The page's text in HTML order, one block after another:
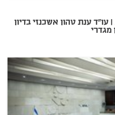
עו"ד ענת טהון אשכנזי בדיון
מגדרי